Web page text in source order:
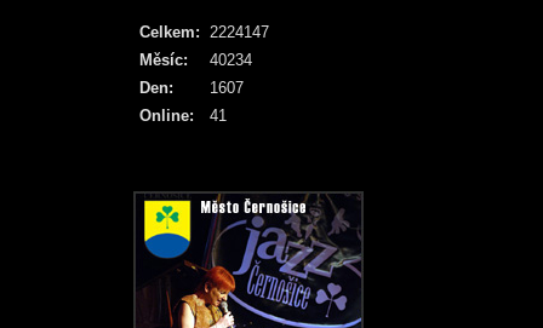
Online: 41
Celkem: 2224147
Měsíc:
40234
Den:
1607